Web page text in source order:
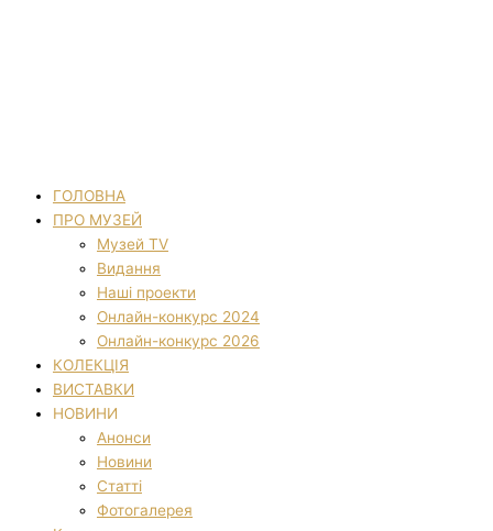
ГОЛОВНА
ПРО МУЗЕЙ
Музей TV
Видання
Наші проекти
Онлайн-конкурс 2024
Онлайн-конкурс 2026
КОЛЕКЦІЯ
ВИСТАВКИ
НОВИНИ
Анонси
Новини
Статті
Фотогалерея